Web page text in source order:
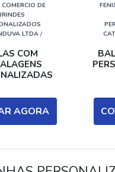
DE
LTDA/
COM
AGORA